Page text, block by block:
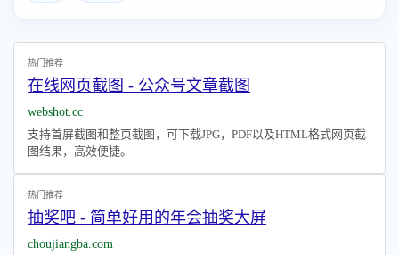
热门推荐
在线网页截图 - 公众号文章截图
webshot.cc
支持首屏截图和整页截图，可下载JPG，PDF以及HTML格式网页截
图结果，高效便捷。
热门推荐
抽奖吧 - 简单好用的年会抽奖大屏
choujiangba.com